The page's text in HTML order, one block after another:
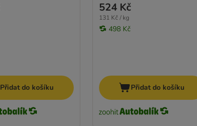
Přidat do košíku
524 Kč
131 Kč / kg
498 Kč
Přidat do košíku